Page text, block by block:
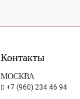
Контакты
МОСКВА
+7 (960) 234 46 94